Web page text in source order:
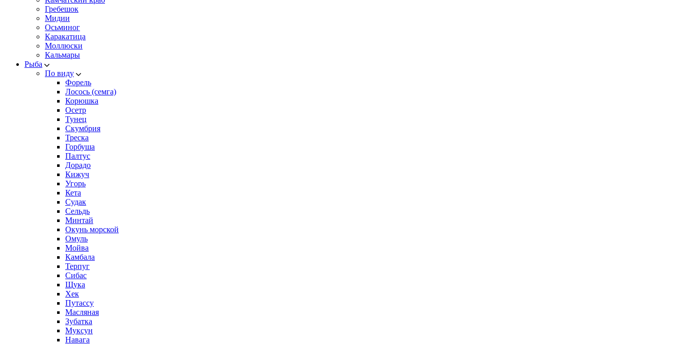
Гребешок
Мидии
Осьминог
Каракатица
Моллюски
Кальмары
Рыба
По виду
Форель
Лосось (семга)
Корюшка
Осетр
Тунец
Скумбрия
Треска
Горбуша
Палтус
Дорадо
Кижуч
Угорь
Кета
Судак
Сельдь
Минтай
Окунь морской
Омуль
Мойва
Камбала
Терпуг
Сибас
Щука
Хек
Путассу
Масляная
Зубатка
Муксун
Навага